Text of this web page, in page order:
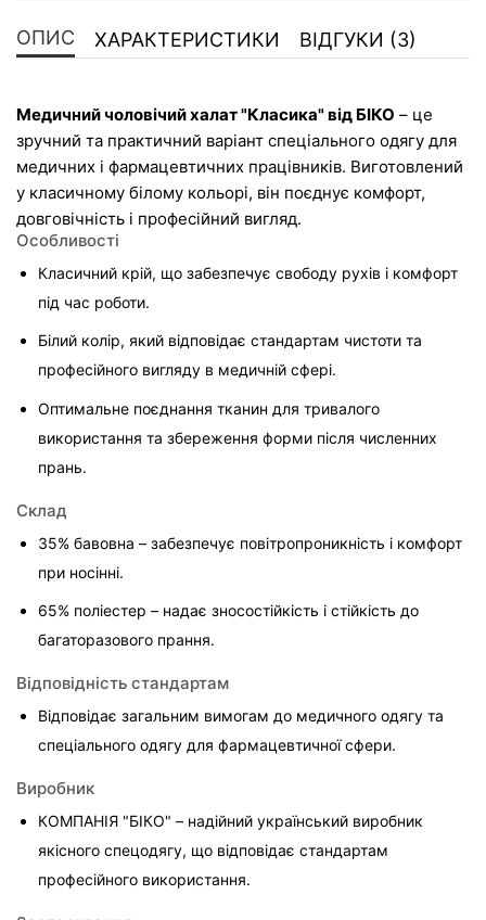
ОПИС ХАРАКТЕРИСТИКИ ВІДГУКИ (3)
Медичний чоловічий халат "Класика" від БІКО – це
зручний та практичний варіант спеціального одягу для
медичних і фармацевтичних працівників. Виготовлений
у класичному білому кольорі, він поєднує комфорт,
довговічність і професійний вигляд.
Особливості
Класичний крій, що забезпечує свободу рухів і комфорт
під час роботи.
Білий колір, який відповідає стандартам чистоти та
професійного вигляду в медичній сфері.
Оптимальне поєднання тканин для тривалого
використання та збереження форми після численних
прань.
Склад
35% бавовна – забезпечує повітропроникність і комфорт
при носінні.
65% поліестер – надає зносостійкість і стійкість до
багаторазового прання.
Відповідність стандартам
Відповідає загальним вимогам до медичного одягу та
спеціального одягу для фармацевтичної сфери.
Виробник
КОМПАНІЯ "БІКО" – надійний український виробник
якісного спецодягу, що відповідає стандартам
професійного використання.